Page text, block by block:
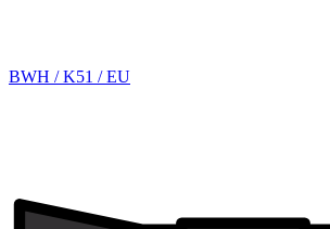
BWH / K51 / EU